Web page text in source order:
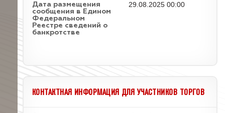
Дата размещения
сообщения в Едином
Федеральном
Реестре сведений о
банкротстве
29.08.2025 00:00
КОНТАКТНАЯ ИНФОРМАЦИЯ ДЛЯ УЧАСТНИКОВ ТОРГОВ